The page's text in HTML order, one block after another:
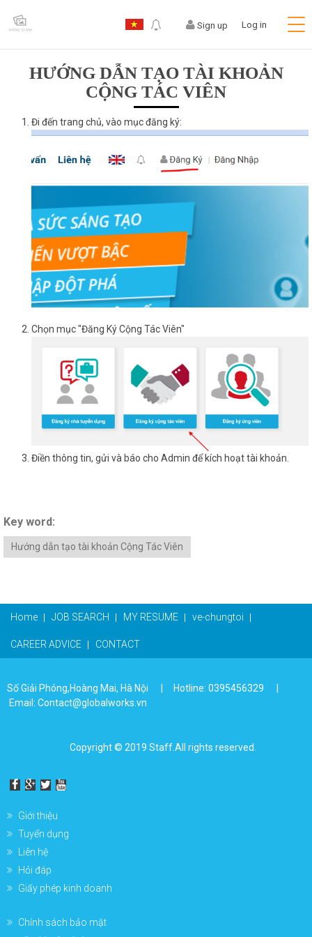
Sign up Log in
HƯỚNG DẪN TẠO TÀI KHOẢN
CỘNG TÁC VIÊN
Đi đến trang chủ, vào mục đăng ký:
Chọn mục "Đăng Ký Cộng Tác Viên"
Điền thông tin, gửi và báo cho Admin để kích hoạt tài khoản.
Key word:
Hướng dẫn tạo tài khoản Cộng Tác Viên
Home JOB SEARCH MY RESUME ve-chungtoi
CAREER ADVICE CONTACT
Số Giải Phóng,Hoàng Mai, Hà Nội | Hotline: 0395456329 |
Email: Contact@globalworks.vn
Copyright © 2019 Staff.All rights reserved.
Giới thiệu
Tuyển dụng
Liên hệ
Hỏi đáp
Giấy phép kinh doanh
Chính sách bảo mật